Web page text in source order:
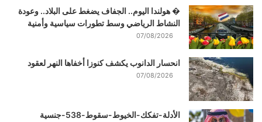
� هولندا اليوم.. الجفاف يضغط على البلاد.. وعودة
النشاط الرياضي وسط تطورات سياسية وأمنية
07/08/2026
انحسار الدانوب يكشف كنوزا أخفاها النهر لعقود
07/08/2026
الأدلة-تفكك-الخيوط-سقوط-538-جنسية